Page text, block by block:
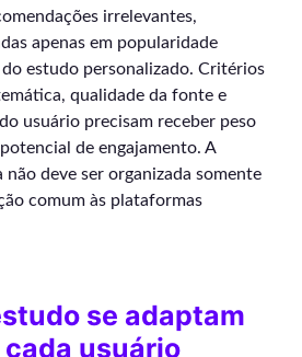
irrelevantes,
apenas em popularidade
estudo personalizado. Critérios
qualidade da fonte e
usuário precisam receber peso
de engajamento. A
não deve ser organizada somente
comum às plataformas
se adaptam
usuário